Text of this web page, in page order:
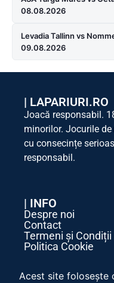
08.08.2026
Levadia Tallinn vs
09.08.2026
| LAPARIURI.RO
Joacă responsabil.
minorilor. Jocurile
cu consecințe
responsabil.
| INFO
Despre noi
Contact
Termeni și Condiții
Politica Cookie